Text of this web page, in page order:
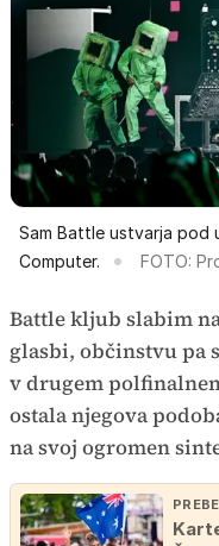
Sam Battle ustvarja pod
Computer.
FOTO:
Battle kljub slabim
glasbi, občinstvu pa
v drugem
ostala njegova
na svoj ogromen